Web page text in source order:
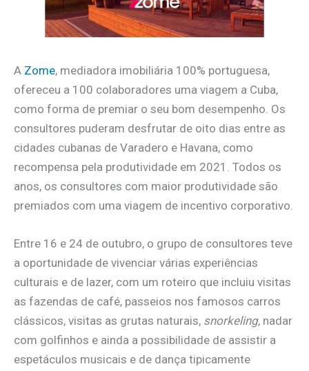
A Zome, mediadora imobiliária 100% portuguesa,
ofereceu a 100 colaboradores uma viagem a Cuba,
como forma de premiar o seu bom desempenho. Os
consultores puderam desfrutar de oito dias entre as
cidades cubanas de Varadero e Havana, como
recompensa pela produtividade em 2021. Todos os
anos, os consultores com maior produtividade são
premiados com uma viagem de incentivo corporativo.
Entre 16 e 24 de outubro, o grupo de consultores teve
a oportunidade de vivenciar várias experiências
culturais e de lazer, com um roteiro que incluiu visitas
as fazendas de café, passeios nos famosos carros
clássicos, visitas as grutas naturais, snorkeling, nadar
com golfinhos e ainda a possibilidade de assistir a
espetáculos musicais e de dança tipicamente